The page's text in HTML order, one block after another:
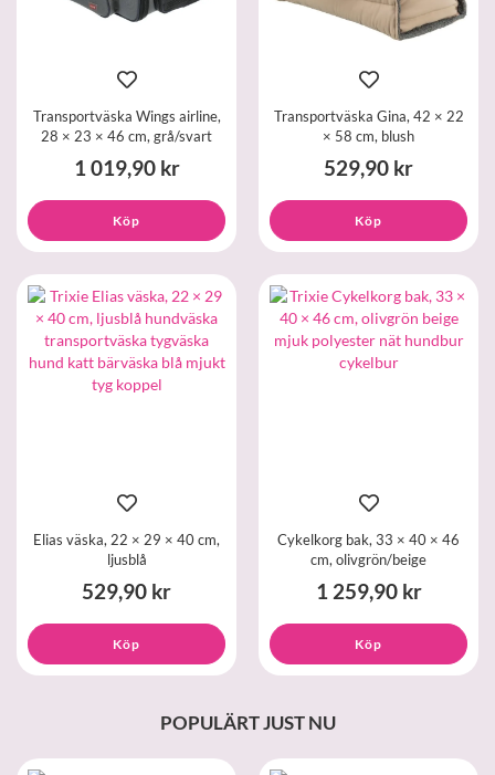
Transportväska Wings airline,
28 × 23 × 46 cm, grå/svart
1 019,90 kr
Köp
Transportväska Gina, 42 × 22
× 58 cm, blush
529,90 kr
Köp
Elias väska, 22 × 29 × 40 cm,
ljusblå
529,90 kr
Köp
Cykelkorg bak, 33 × 40 × 46
cm, olivgrön/beige
1 259,90 kr
Köp
POPULÄRT JUST NU